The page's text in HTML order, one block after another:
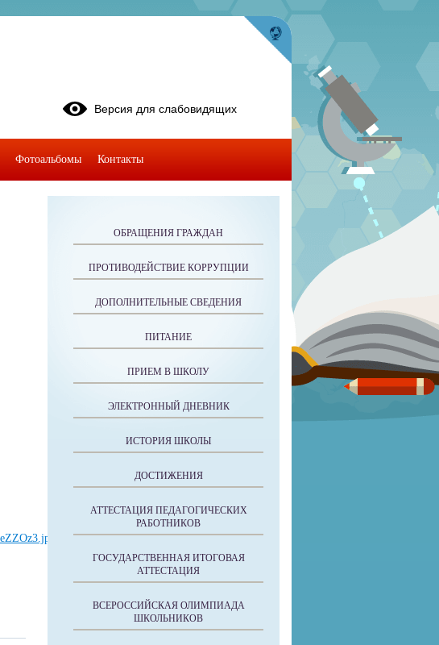
ОБРАЩЕНИЯ ГРАЖДАН
ПРОТИВОДЕЙСТВИЕ КОРРУПЦИИ
ДОПОЛНИТЕЛЬНЫЕ СВЕДЕНИЯ
ПИТАНИЕ
ПРИЕМ В ШКОЛУ
ЭЛЕКТРОННЫЙ ДНЕВНИК
ИСТОРИЯ ШКОЛЫ
ДОСТИЖЕНИЯ
АТТЕСТАЦИЯ ПЕДАГОГИЧЕСКИХ
РАБОТНИКОВ
ГОСУДАРСТВЕННАЯ ИТОГОВАЯ
АТТЕСТАЦИЯ
ВСЕРОССИЙСКАЯ ОЛИМПИАДА
ШКОЛЬНИКОВ
Версия для слабовидящих
Фотоальбомы Контакты